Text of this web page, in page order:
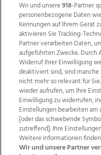
Wir über uns
Datenschutz
AGB Website
Wir und unsere918-Partner
personenbezogene Daten
Kennungen auf Ihrem Gerät
aktivieren Sie Tracking-
Partner verarbeiten Daten,
aufgeführten Zwecke. Durch
Widerruf Ihrer Einwilligung
deaktiviert sind, sind
nicht mehr so relevant für
wieder aufrufen, um Ihre
Einwilligung zu widerrufen,
Einstellungen bearbeiten
[oder das schwebende
zutreffend]. Ihre
Weitere Informationen
Wir und unsere Partner